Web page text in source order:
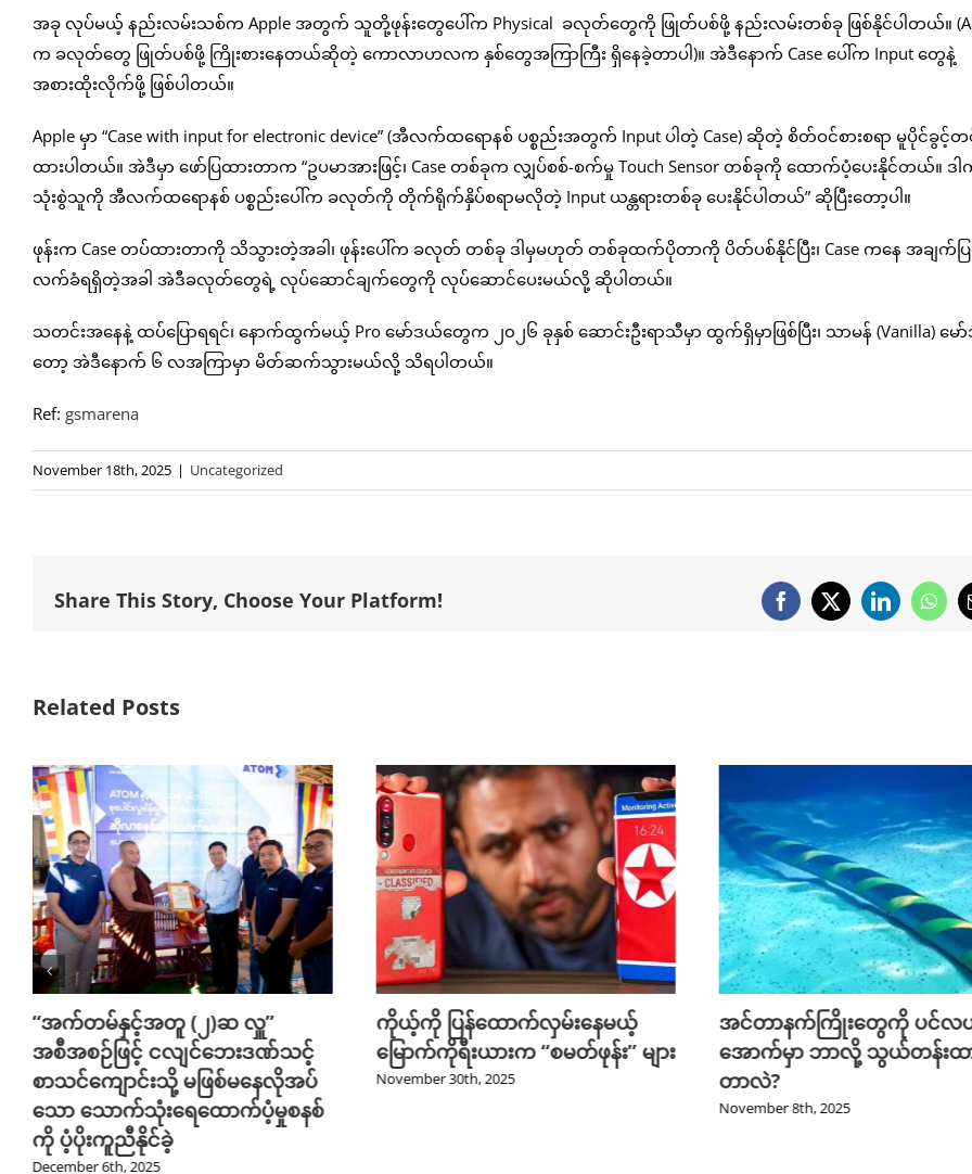
အခု လုပ်မယ့် နည်းလမ်းသစ်က Apple အတွက် သူတို့ဖုန်းတွေပေါ်က Physical ခလုတ်တွေကို ဖြုတ်ပစ်ဖို့ နည်းလမ်းတစ်ခု ဖြစ်နိုင်ပါတယ်။
က ခလုတ်တွေ ဖြုတ်ပစ်ဖို့ ကြိုးစားနေတယ်ဆိုတဲ့ ကောလာဟလက နှစ်တွေအကြာကြီး ရှိနေခဲ့တာပါ)။ အဲဒီနောက် Case ပေါ်က Input တွေနဲ့
အစားထိုးလိုက်ဖို့ ဖြစ်ပါတယ်။
Apple မှာ “Case with input for electronic device” (အီလက်ထရောနစ် ပစ္စည်းအတွက် Input ပါတဲ့ Case) ဆိုတဲ့ စိတ်ဝင်စားစရာ မူပိုင်ခွင့်
ထားပါတယ်။ အဲဒီမှာ ဖော်ပြထားတာက “ဥပမာအားဖြင့်၊ Case တစ်ခုက လျှပ်စစ်-စက်မှု Touch Sensor တစ်ခုကို ထောက်ပံ့ပေးနိုင်တယ်။ ဒ
သုံးစွဲသူကို အီလက်ထရောနစ် ပစ္စည်းပေါ်က ခလုတ်ကို တိုက်ရိုက်နှိပ်စရာမလိုတဲ့ Input ယန္တရားတစ်ခု ပေးနိုင်ပါတယ်” ဆိုပြီးတော့ပါ။
ဖုန်းက Case တပ်ထားတာကို သိသွားတဲ့အခါ၊ ဖုန်းပေါ်က ခလုတ် တစ်ခု ဒါမှမဟုတ် တစ်ခုထက်ပိုတာကို ပိတ်ပစ်နိုင်ပြီး၊ Case ကနေ အချက်ပ
လက်ခံရရှိတဲ့အခါ အဲဒီခလုတ်တွေရဲ့ လုပ်ဆောင်ချက်တွေကို လုပ်ဆောင်ပေးမယ်လို့ ဆိုပါတယ်။
သတင်းအနေနဲ့ ထပ်ပြောရရင်၊ နောက်ထွက်မယ့် Pro မော်ဒယ်တွေက ၂၀၂၆ ခုနှစ် ဆောင်းဦးရာသီမှာ ထွက်ရှိမှာဖြစ်ပြီး၊ သာမန် (Vanilla) မ
တော့ အဲဒီနောက် ၆ လအကြာမှာ မိတ်ဆက်သွားမယ်လို့ သိရပါတယ်။
Ref: gsmarena
November 18th, 2025 | Uncategorized
Share This Story, Choose Your Platform! Facebook
X LinkedIn
Related Posts
“အက်တမ်နှင့်အတူ (၂)ဆ လှူ”
အစီအစဉ်ဖြင့် ငလျင်ဘေးဒဏ်သင့်
စာသင်ကျောင်းသို့ မဖြစ်မနေလိုအပ်
သော သောက်သုံးရေထောက်ပံ့မှုစနစ်
ကို ပံ့ပိုးကူညီနိုင်ခဲ့
December 6th, 2025
ကိုယ့်ကို ပြန်ထောက်လှမ်းနေမယ့်
မြောက်ကိုရီးယားက “စမတ်ဖုန်း” များ
November 30th, 2025
အင်တာနက်ကြိုးတွေကို ပင်လ
အောက်မှာ ဘာလို့ သွယ်တန်းထ
တာလဲ?
November 8th, 2025